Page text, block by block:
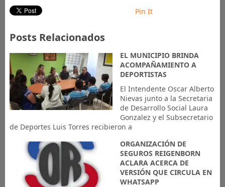
Pin It
Posts Relacionados
EL MUNICIPIO BRINDA
ACOMPAÑAMIENTO A
DEPORTISTAS
El Intendente Oscar Alberto
Nievas junto a la Secretaria
de Desarrollo Social Laura
Gonzalez y el Subsecretario
de Deportes Luis Torres recibieron a
ORGANIZACIÓN DE
SEGUROS REIGENBORN
ACLARA ACERCA DE
VERSIÓN QUE CIRCULA EN
WHATSAPP